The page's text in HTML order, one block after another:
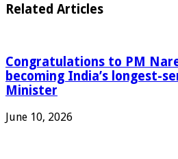
Related Articles
Congratulations to PM
becoming India’s longest-
Minister
June 10, 2026